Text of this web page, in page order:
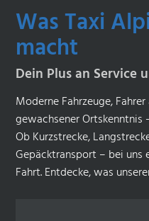
Was Taxi
macht
Dein Plus an Service
Moderne Fahrzeuge,
gewachsener Ortskenntnis
Ob Kurzstrecke,
Gepäcktransport – bei uns
Fahrt. Entdecke, was